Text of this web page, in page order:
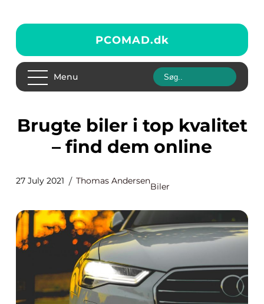
PCOMAD.dk
Menu
Brugte biler i top kvalitet
– find dem online
27 July 2021 Thomas Andersen
Biler